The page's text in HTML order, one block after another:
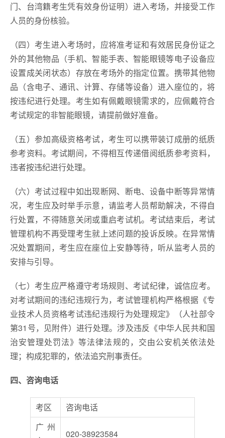
门、台湾籍考生凭有效身份证明）进入考场，并接受工作
人员的身份核验。
（四）考生进入考场时，应将准考证和有效居民身份证之
外的其他物品（手机、智能手表、智能眼镜等电子设备应
设置成关闭状态）存放在考场外的指定位置。携带其他物
品（含电子、通讯、计算、存储等设备）进入座位的，将
按违纪进行处理。考生如有佩戴眼镜需求的，应佩戴符合
考试规定的非智能眼镜，请提前做好准备。
（五）参加高级资格考试，考生可以携带装订成册的纸质
参考资料。考试期间，不得相互传递借阅纸质参考资料，
违者按违纪进行处理。
（六）考试过程中如出现断网、断电、设备中断等异常情
况，考生应及时举手示意，请监考人员帮助解决，不得自
行处置，不得随意关闭或重启考试机。考试结束后，考试
管理机构不再受理考生就上述问题的投诉反映。在异常情
况处置期间，考生应在座位上安静等待，听从监考人员的
安排与引导。
（七）考生应严格遵守考场规则、考试纪律，诚信应考。
对考试期间的违纪违规行为，考试管理机构严格根据《专
业技术人员资格考试违纪违规行为处理规定》（人社部令
第31号，见附件）进行处理。涉及违反《中华人民共和国
治安管理处罚法》等法律法规的，交由公安机关依法处
理；构成犯罪的，依法追究刑事责任。
四、咨询电话
考区
咨询电话
广州
020-38923584